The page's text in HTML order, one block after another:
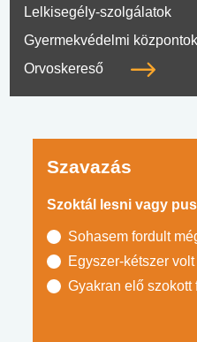
Lelkisegély-szolgálatok
Gyermekvédelmi központok
Orvoskereső
Szavazás
Szoktál lesni vagy
Sohasem fordult
Egyszer-kétszer
Gyakran elő szokott